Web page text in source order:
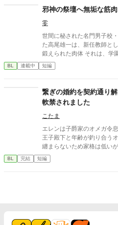
邪神の祭壇へ無垢な筋
零
世間に秘された名門男子校・平坂学園体
た高尾雄一は、新任教師として赴任する 高潔
鍛えられた肉体 それは、学園にとって最高の生贄の候補に他なら
なかった 至高の筋肉を持つ、精神を削られ意志をなくした青年を
太古の神に捧げるため、“水”
校で繰り広げられるダーク
BL 連載中 短編
繋ぎの婚約を契約通り
軟禁されました
こたま
エレンは子爵家のオメガ令
王子殿下と年齢が釣り合う
纏まらないため家格は低い
子のことは兄のように慕っ
約終了時期か王子に想い人
BL 完結 短編